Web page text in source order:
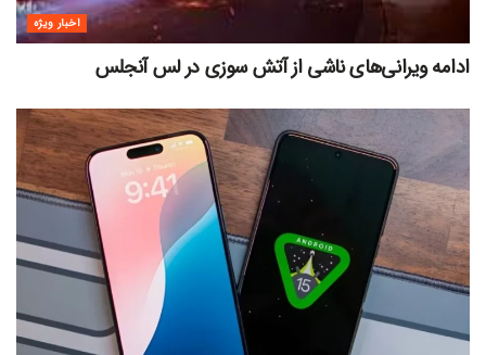
اخبار ویژه
ادامه ویرانی‌های ناشی از آتش سوزی در لس آنجلس